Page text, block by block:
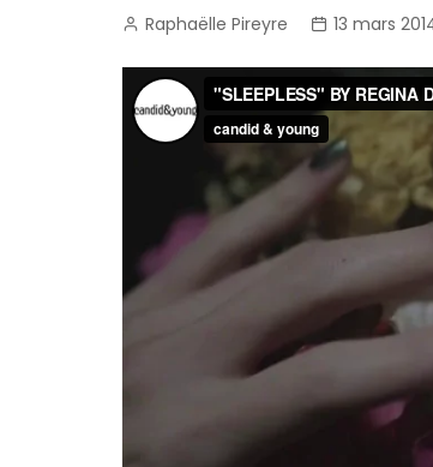
Raphaëlle Pireyre 13 mars